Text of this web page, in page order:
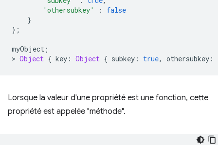
'othersubkey'
:
false
}
};
myObject ;
> Object { key : Object { subkey : true, othersubkey :
Lorsque la valeur d'une propriété est une fonction, cette
propriété est appelée "méthode".